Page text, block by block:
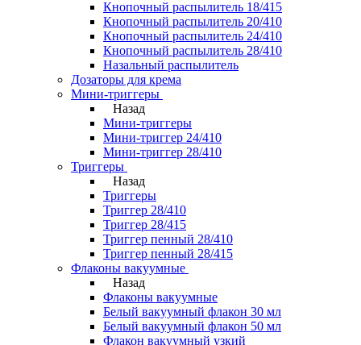
Кнопочный распылитель 18/415
Кнопочный распылитель 20/410
Кнопочный распылитель 24/410
Кнопочный распылитель 28/410
Назальный распылитель
Дозаторы для крема
Мини-триггеры
Назад
Мини-триггеры
Мини-триггер 24/410
Мини-триггер 28/410
Триггеры
Назад
Триггеры
Триггер 28/410
Триггер 28/415
Триггер пенный 28/410
Триггер пенный 28/415
Флаконы вакуумные
Назад
Флаконы вакуумные
Белый вакуумный флакон 30 мл
Белый вакуумный флакон 50 мл
Флакон вакуумный узкий